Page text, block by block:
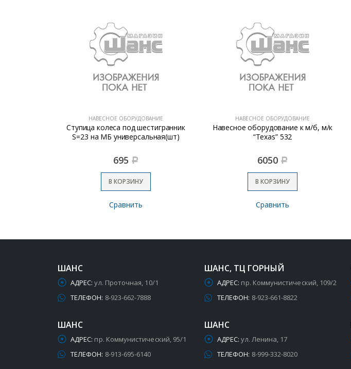
НАВЕСНОЕ ОБОРУДОВАНИЕ
Ступица колеса под шестигранник
S=23 на МБ универсальная(шт)
695 Р
В КОРЗИНУ
Сравнить
НАВЕСНОЕ ОБОРУДОВАНИЕ
Навесное оборудование к м/б, м/к
“Texas” 532
6050 Р
В КОРЗИНУ
Сравнить
ШАНС
АДРЕС: ул. Проточная, 10/1
ТЕЛЕФОН: 8-923-662-7888
ШАНС
АДРЕС: пр. Коммунистический, 95/1
ТЕЛЕФОН: 8-913-695-6140
ШАНС, ТЦ ГОРНЫЙ
АДРЕС: пр. Коммунистический, 109/2
ТЕЛЕФОН: 8-923-661-8822
ШАНС
АДРЕС: ул. Ленина, 17
ТЕЛЕФОН: 8-999-332-8020